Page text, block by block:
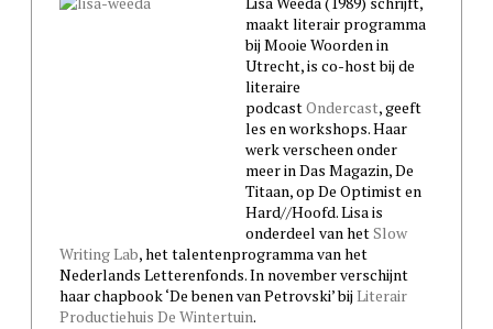
maakt literair programma
bij Mooie Woorden in
Utrecht, is co-host bij de
literaire
podcastOndercast, geeft
les en workshops. Haar
werk verscheen onder
meer in Das Magazin, De
Titaan, op De Optimist en
Hard//Hoofd. Lisa is
onderdeel van hetSlow
Writing Lab, het talentenprogramma van het
Nederlands Letterenfonds. In november verschijnt
haar chapbook ‘De benen van Petrovski’ bij Literair
Productiehuis De Wintertuin.